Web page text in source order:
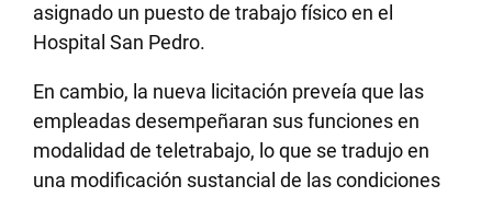
asignado un puesto de trabajo físico en el
Hospital San Pedro.
En cambio, la nueva licitación preveía que las
empleadas desempeñaran sus funciones en
modalidad de teletrabajo, lo que se tradujo en
una modificación sustancial de las condiciones